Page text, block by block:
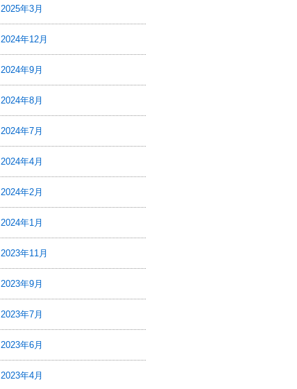
2025年3月
2024年12月
2024年9月
2024年8月
2024年7月
2024年4月
2024年2月
2024年1月
2023年11月
2023年9月
2023年7月
2023年6月
2023年4月